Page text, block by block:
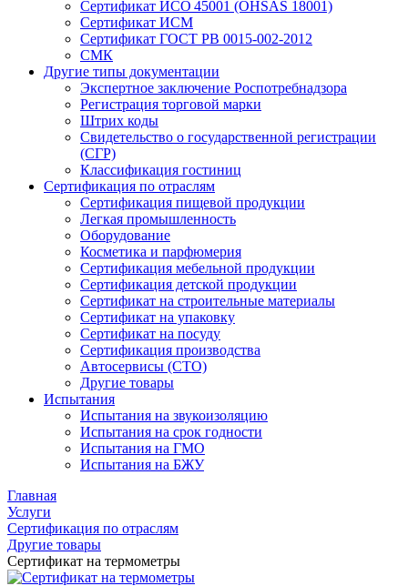
Сертификат ИСО 45001 (OHSAS 18001)
Сертификат ИСМ
Сертификат ГОСТ РВ 0015-002-2012
СМК
Другие типы документации
Экспертное заключение Роспотребнадзора
Регистрация торговой марки
Штрих коды
Свидетельство о государственной регистрации
(СГР)
Классификация гостиниц
Сертификация по отраслям
Сертификация пищевой продукции
Легкая промышленность
Оборудование
Косметика и парфюмерия
Сертификация мебельной продукции
Сертификация детской продукции
Сертификат на строительные материалы
Сертификат на упаковку
Сертификат на посуду
Сертификация производства
Автосервисы (СТО)
Другие товары
Испытания
Испытания на звукоизоляцию
Испытания на срок годности
Испытания на ГМО
Испытания на БЖУ
Главная
Услуги
Сертификация по отраслям
Другие товары
Сертификат на термометры